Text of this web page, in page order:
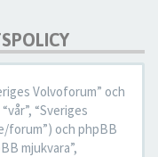
Volvoforum” och
“Sveriges
forum”) och phpBB
mjukvara”,